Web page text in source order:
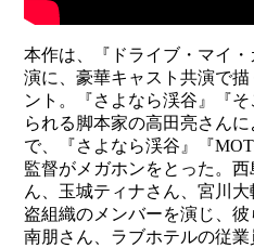
本作は、『ドライブ・マイ
演に、豪華キャスト共演で
ント。『さよなら渓谷』『
られる脚本家の高田亮さん
で、『さよなら渓谷』『
監督がメガホンをとった。
ん、玉城ティナさん、宮川
盗組織のメンバーを演じ、
南朋さん、ラブホテルの従